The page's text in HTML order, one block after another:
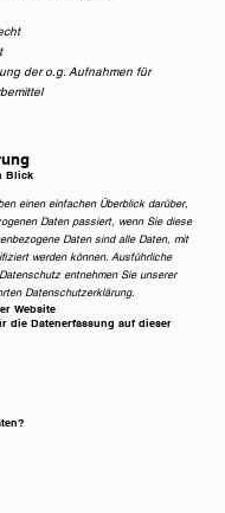
der o.g. Aufnahmen für
Blick
einen einfachen Überblick darüber,
Daten passiert, wenn Sie diese
Daten sind alle Daten, mit
werden können. Ausführliche
entnehmen Sie unserer
Datenschutzerklärung.
Website
die Datenerfassung auf dieser